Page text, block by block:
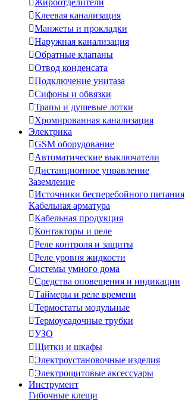
Жироотделители
Клеевая канализация
Манжеты и прокладки
Наружная канализация
Обратные клапаны
Отвод конденсата
Подключение унитаза
Сифоны и обвязки
Трапы и душевые лотки
Хромированная канализация
Электрика
GSM оборудование
Автоматические выключатели
Дистанционное управление
Заземление
Источники бесперебойного питания
Кабельная арматура
Кабельная продукция
Контакторы и реле
Реле контроля и защиты
Реле уровня жидкости
Системы умного дома
Средства оповещения и индикации
Таймеры и реле времени
Термостаты модульные
Термоусадочные трубки
УЗО
Щитки и шкафы
Электроустановочные изделия
Электрощитовые аксессуары
Инструмент
Гибочные клещи